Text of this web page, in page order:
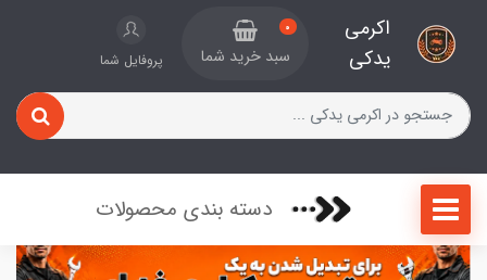
اکرمی
یدکی
0
سبد خرید شما پروفایل شما
دسته بندی محصولات